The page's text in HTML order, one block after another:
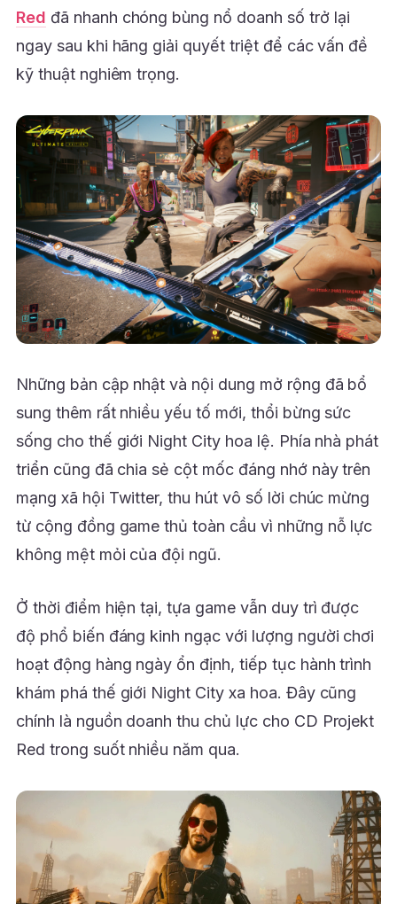
Red đã nhanh chóng bùng nổ doanh số trở lại
ngay sau khi hãng giải quyết triệt để các vấn đề
kỹ thuật nghiêm trọng.
Những bản cập nhật và nội dung mở rộng đã bổ
sung thêm rất nhiều yếu tố mới, thổi bừng sức
sống cho thế giới Night City hoa lệ. Phía nhà phát
triển cũng đã chia sẻ cột mốc đáng nhớ này trên
mạng xã hội Twitter, thu hút vô số lời chúc mừng
từ cộng đồng game thủ toàn cầu vì những nỗ lực
không mệt mỏi của đội ngũ.
Ở thời điểm hiện tại, tựa game vẫn duy trì được
độ phổ biến đáng kinh ngạc với lượng người chơi
hoạt động hàng ngày ổn định, tiếp tục hành trình
khám phá thế giới Night City xa hoa. Đây cũng
chính là nguồn doanh thu chủ lực cho CD Projekt
Red trong suốt nhiều năm qua.